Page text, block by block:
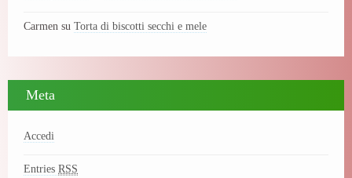
Carmen su Torta di biscotti secchi e mele
Meta
Accedi
Entries RSS